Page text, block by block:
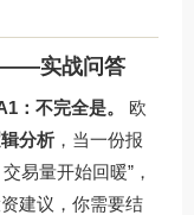
——实战问答
：不完全是。
欧
分析 ，当一份报
易量开始回暖”，
建议，你需要结